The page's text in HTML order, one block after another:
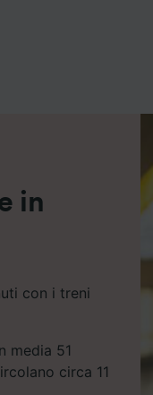
in
con i treni
media 51
circa 11